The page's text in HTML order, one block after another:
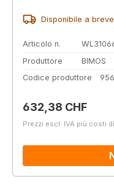
Disponibile a breve
Articolo n.
Produttore
BIMOS
Codice produttore
Prezzo normale:
632,38 CHF
Prezzi escl. IVA più costi